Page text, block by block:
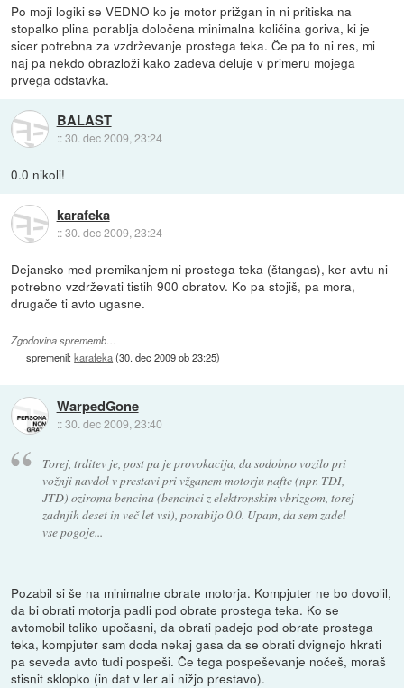
Po moji logiki se VEDNO ko je motor prižgan in ni pritiska na
stopalko plina porablja določena minimalna količina goriva, ki je
sicer potrebna za vzdrževanje prostega teka. Če pa to ni res, mi
naj pa nekdo obrazloži kako zadeva deluje v primeru mojega
prvega odstavka.
BALAST
::30. dec 2009, 23:24
0.0 nikoli!
karafeka
::30. dec 2009, 23:24
Dejansko med premikanjem ni prostega teka (štangas), ker avtu ni
potrebno vzdrževati tistih 900 obratov. Ko pa stojiš, pa mora,
drugače ti avto ugasne.
Zgodovina sprememb…
spremenil:karafeka(30. dec 2009 ob 23:25)
WarpedGone
::30. dec 2009, 23:40
Torej, trditev je, post pa je provokacija, da sodobno vozilo pri
vožnji navdol v prestavi pri vžganem motorju nafte (npr. TDI,
JTD) oziroma bencina (bencinci z elektronskim vbrizgom, torej
zadnjih deset in več let vsi), porabijo 0.0. Upam, da sem zadel
vse pogoje...
Pozabil si še na minimalne obrate motorja. Kompjuter ne bo dovolil,
da bi obrati motorja padli pod obrate prostega teka. Ko se
avtomobil toliko upočasni, da obrati padejo pod obrate prostega
teka, kompjuter sam doda nekaj gasa da se obrati dvignejo hkrati
pa seveda avto tudi pospeši. Če tega pospeševanje nočeš, moraš
stisnit sklopko (in dat v ler ali nižjo prestavo).